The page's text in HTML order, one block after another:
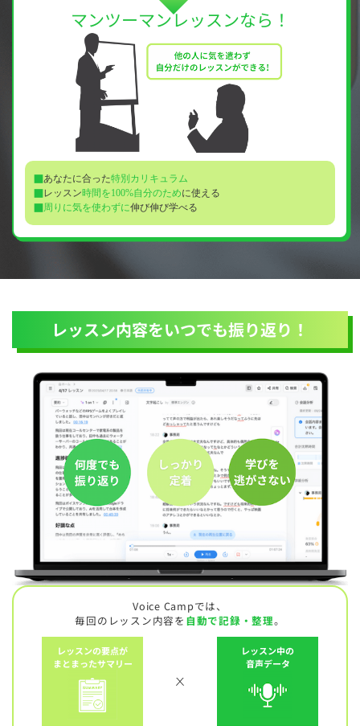
マンツーマンレッスンなら！
あなたに合った特別カリキュラム
レッスン時間を100%自分のために使える
周りに気を使わずに伸び伸び学べる
レッスン内容をいつでも振り返り！
Voice Campでは、
毎回のレッスン内容を 自動で記録・整理。
レッスンの要点が
まとまったサマリー
レッスン中の
音声データ